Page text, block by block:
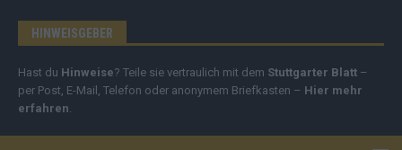
HINWEISGEBER
Hast du Hinweise? Teile sie vertraulich mit dem Stuttgarter Blatt –
per Post, E-Mail, Telefon oder anonymem Briefkasten – Hier mehr
erfahren.